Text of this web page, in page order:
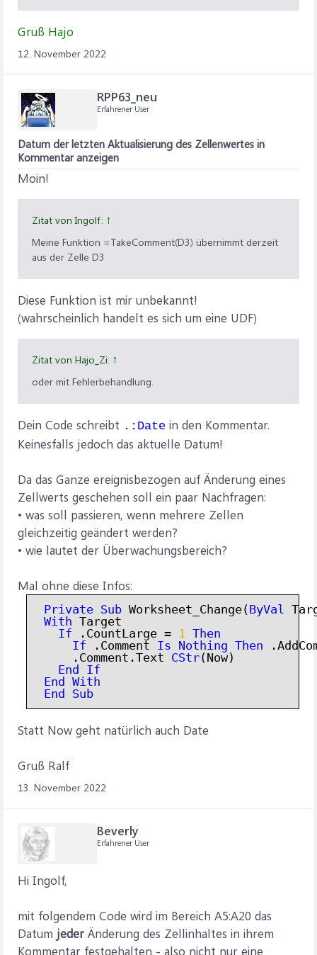
Gruß Hajo
12. November 2022
RPP63_neu
Erfahrener User
Datum der letzten Aktualisierung des Zellenwertes in
Kommentar anzeigen
Moin!
Zitat von Ingolf: ↑
Meine Funktion =TakeComment(D3) übernimmt derzeit
aus der Zelle D3
Diese Funktion ist mir unbekannt!
(wahrscheinlich handelt es sich um eine UDF)
Zitat von Hajo_Zi: ↑
oder mit Fehlerbehandlung.
Dein Code schreibt .:Date in den Kommentar.
Keinesfalls jedoch das aktuelle Datum!
Da das Ganze ereignisbezogen auf Änderung eines
Zellwerts geschehen soll ein paar Nachfragen:
• was soll passieren, wenn mehrere Zellen
gleichzeitig geändert werden?
• wie lautet der Überwachungsbereich?
Mal ohne diese Infos:
Private Sub Worksheet_Change(ByVal
With Target
If .CountLarge = 1 Then
If .Comment Is Nothing Then
    .Comment.Text
CStr(Now)
End
If
End With
End
Sub
Statt Now geht natürlich auch Date
Gruß Ralf
13. November 2022
Beverly
Erfahrener User
Hi Ingolf,
mit folgendem Code wird im Bereich A5:A20 das
Datum jeder Änderung des Zellinhaltes in ihrem
Kommentar festgehalten - also nicht nur eine